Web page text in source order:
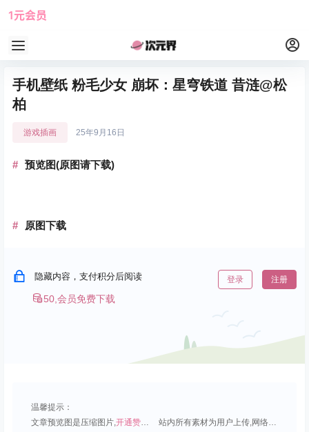
1元会员
手机壁纸 粉毛少女 崩坏：星穹铁道 昔涟@松
柏
游戏插画 25年9月16日
预览图(原图请下载)
原图下载
隐藏内容，支付积分后阅读
50,会员免费下载
登录 注册
温馨提示：
文章预览图是压缩图片,开通赞助会员 可免费下载超清原图;
站内所有素材为用户上传,网络分享或原创,请勿用于商业用途;